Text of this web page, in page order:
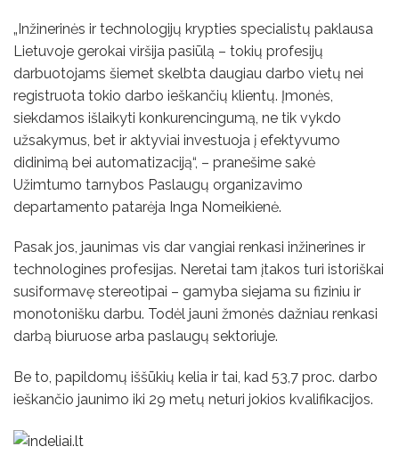
„Inžinerinės ir technologijų krypties specialistų paklausa
Lietuvoje gerokai viršija pasiūlą – tokių profesijų
darbuotojams šiemet skelbta daugiau darbo vietų nei
registruota tokio darbo ieškančių klientų. Įmonės,
siekdamos išlaikyti konkurencingumą, ne tik vykdo
užsakymus, bet ir aktyviai investuoja į efektyvumo
didinimą bei automatizaciją“, – pranešime sakė
Užimtumo tarnybos Paslaugų organizavimo
departamento patarėja Inga Nomeikienė.
Pasak jos, jaunimas vis dar vangiai renkasi inžinerines ir
technologines profesijas. Neretai tam įtakos turi istoriškai
susiformavę stereotipai – gamyba siejama su fiziniu ir
monotonišku darbu. Todėl jauni žmonės dažniau renkasi
darbą biuruose arba paslaugų sektoriuje.
Be to, papildomų iššūkių kelia ir tai, kad 53,7 proc. darbo
ieškančio jaunimo iki 29 metų neturi jokios kvalifikacijos.